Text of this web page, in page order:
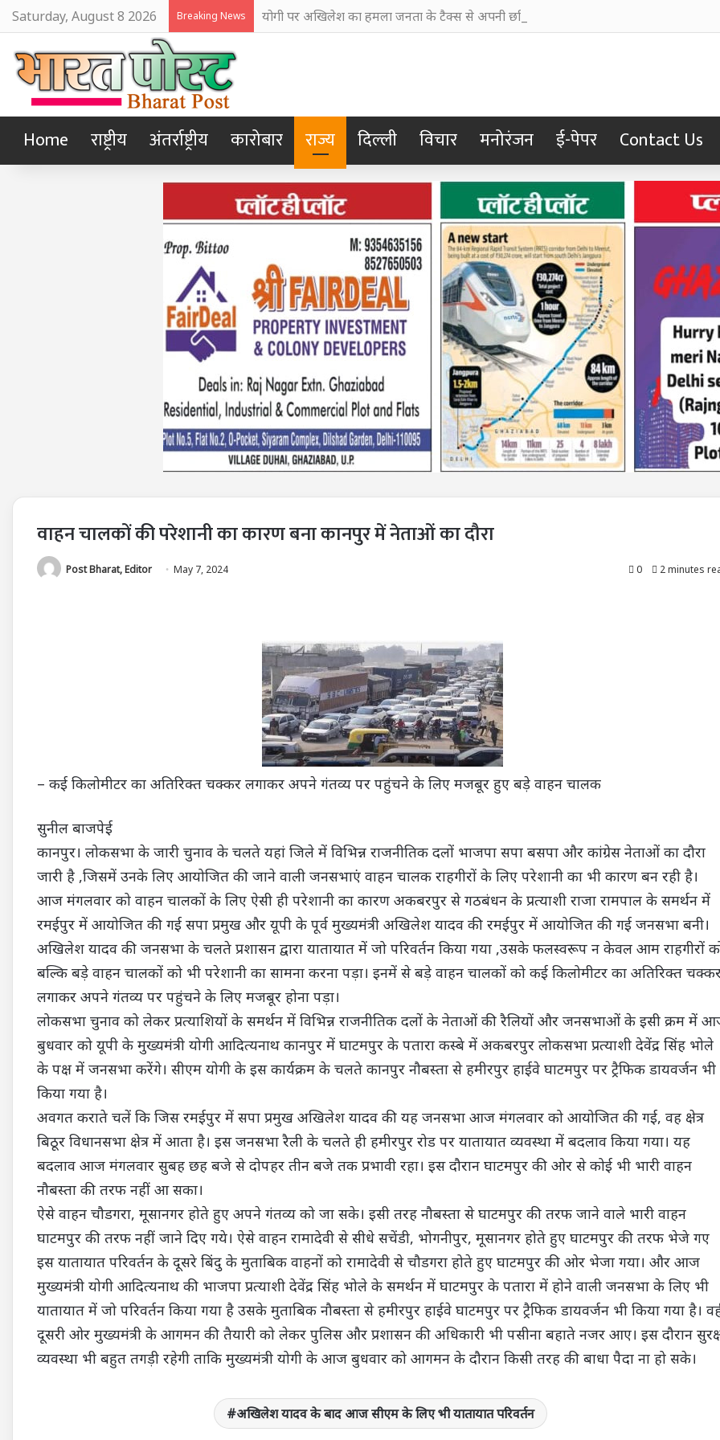
Saturday, August 8 2026 Breaking News योगी पर अखिलेश का हमला जनता के टैक्स से अपनी छवि चमकाने में किया खर्च
Home राष्ट्रीय अंतर्राष्ट्रीय कारोबार राज्य दिल्ली विचार मनोरंजन ई-पेपर Contact Us
वाहन चालकों की परेशानी का कारण बना कानपुर में नेताओं का दौरा
Post Bharat, Editor May 7, 2024 0 2 minutes
– कई किलोमीटर का अतिरिक्त चक्कर लगाकर अपने गंतव्य पर पहुंचने के लिए मजबूर हुए बड़े वाहन चालक
सुनील बाजपेई
कानपुर। लोकसभा के जारी चुनाव के चलते यहां जिले में विभिन्न राजनीतिक दलों भाजपा सपा बसपा और कांग्रेस नेताओं का दौरा
जारी है ,जिसमें उनके लिए आयोजित की जाने वाली जनसभाएं वाहन चालक राहगीरों के लिए परेशानी का भी कारण बन रही है।
आज मंगलवार को वाहन चालकों के लिए ऐसी ही परेशानी का कारण अकबरपुर से गठबंधन के प्रत्याशी राजा रामपाल के समर्थन में
रमईपुर में आयोजित की गई सपा प्रमुख और यूपी के पूर्व मुख्यमंत्री अखिलेश यादव की रमईपुर में आयोजित की गई जनसभा बनी।
अखिलेश यादव की जनसभा के चलते प्रशासन द्वारा यातायात में जो परिवर्तन किया गया ,उसके फलस्वरूप न केवल आम राहगीरों
बल्कि बड़े वाहन चालकों को भी परेशानी का सामना करना पड़ा। इनमें से बड़े वाहन चालकों को कई किलोमीटर का अतिरिक्त
लगाकर अपने गंतव्य पर पहुंचने के लिए मजबूर होना पड़ा।
लोकसभा चुनाव को लेकर प्रत्याशियों के समर्थन में विभिन्न राजनीतिक दलों के नेताओं की रैलियों और जनसभाओं के इसी क्रम में
बुधवार को यूपी के मुख्यमंत्री योगी आदित्यनाथ कानपुर में घाटमपुर के पतारा कस्बे में अकबरपुर लोकसभा प्रत्याशी देवेंद्र सिंह भोले
के पक्ष में जनसभा करेंगे। सीएम योगी के इस कार्यक्रम के चलते कानपुर नौबस्ता से हमीरपुर हाईवे घाटमपुर पर ट्रैफिक डायवर्जन भी
किया गया है।
अवगत कराते चलें कि जिस रमईपुर में सपा प्रमुख अखिलेश यादव की यह जनसभा आज मंगलवार को आयोजित की गई, वह क्षेत्र
बिठूर विधानसभा क्षेत्र में आता है। इस जनसभा रैली के चलते ही हमीरपुर रोड पर यातायात व्यवस्था में बदलाव किया गया। यह
बदलाव आज मंगलवार सुबह छह बजे से दोपहर तीन बजे तक प्रभावी रहा। इस दौरान घाटमपुर की ओर से कोई भी भारी वाहन
नौबस्ता की तरफ नहीं आ सका।
ऐसे वाहन चौडगरा, मूसानगर होते हुए अपने गंतव्य को जा सके। इसी तरह नौबस्ता से घाटमपुर की तरफ जाने वाले भारी वाहन
घाटमपुर की तरफ नहीं जाने दिए गये। ऐसे वाहन रामादेवी से सीधे सचेंडी, भोगनीपुर, मूसानगर होते हुए घाटमपुर की तरफ भेजे गए
इस यातायात परिवर्तन के दूसरे बिंदु के मुताबिक वाहनों को रामादेवी से चौडगरा होते हुए घाटमपुर की ओर भेजा गया। और आज
मुख्यमंत्री योगी आदित्यनाथ की भाजपा प्रत्याशी देवेंद्र सिंह भोले के समर्थन में घाटमपुर के पतारा में होने वाली जनसभा के लिए भी
यातायात में जो परिवर्तन किया गया है उसके मुताबिक नौबस्ता से हमीरपुर हाईवे घाटमपुर पर ट्रैफिक डायवर्जन भी किया गया है।
दूसरी ओर मुख्यमंत्री के आगमन की तैयारी को लेकर पुलिस और प्रशासन की अधिकारी भी पसीना बहाते नजर आए। इस दौरान
व्यवस्था भी बहुत तगड़ी रहेगी ताकि मुख्यमंत्री योगी के आज बुधवार को आगमन के दौरान किसी तरह की बाधा पैदा ना हो सके।
अखिलेश यादव के बाद आज सीएम के लिए भी यातायात परिवर्तन